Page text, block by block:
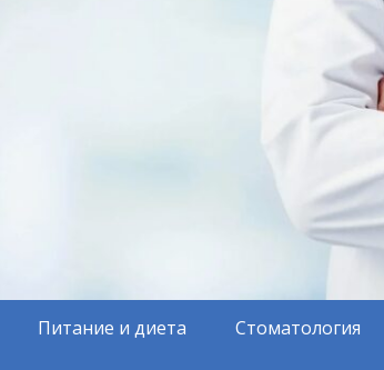
Питание и диета Стоматология